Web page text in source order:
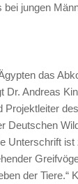
jungen
das
Dr. Andreas
Projektleiter
Deutschen
Unterschrift
der Tiere.“